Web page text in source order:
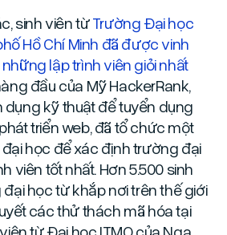
sinh viên từTrường Đại học
Hồ Chí Minh đã được vinh
lập trình viên giỏi nhất
đầu của Mỹ HackerRank,
kỹ thuật để tuyển dụng
triển web, đã tổ chức một
học để xác định trường đại
viên tốt nhất. Hơn 5.500 sinh
học từ khắp nơi trên thế giới
các thử thách mã hóa tại
từ Đại học ITMO của Nga